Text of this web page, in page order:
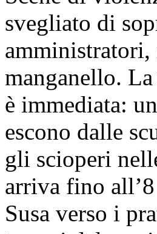
svegliato di
amministratori,
manganello.
è immediata:
escono dalle
gli scioperi
arriva fino
Susa verso i